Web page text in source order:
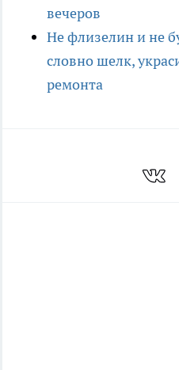
вечеров
Не флизелин и не
словно шелк,
ремонта